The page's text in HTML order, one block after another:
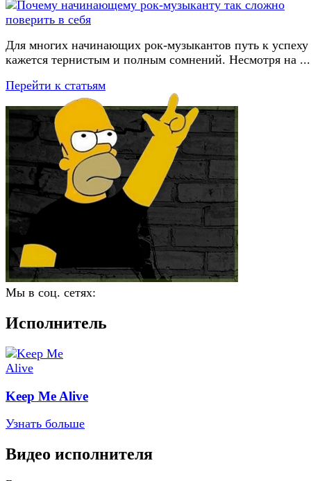
Для многих начинающих рок-музыкантов путь к успеху
кажется тернистым и полным сомнений. Несмотря на ...
Перейти к статьям
Мы в соц. сетях:
Исполнитель
Keep Me Alive
Узнать больше
Видео исполнителя